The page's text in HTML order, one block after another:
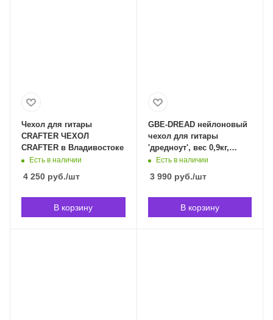
Чехол для гитары
CRAFTER ЧЕХОЛ
CRAFTER в Владивостоке
Есть в наличии
4 250 руб./шт
В корзину
GBE-DREAD нейлоновый
чехол для гитары
'дредноут', вес 0,9кг,
GATOR GBE-DREAD в
Есть в наличии
3 990руб./шт
В корзину